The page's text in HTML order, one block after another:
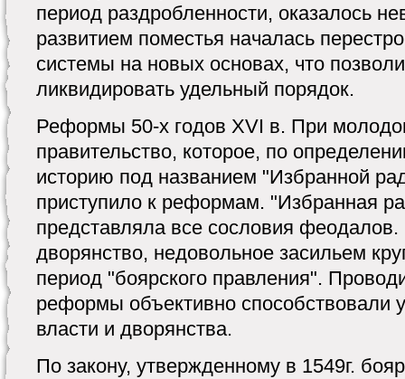
период раздробленности, оказалось
развитием поместья началась
системы на новых основах, что
ликвидировать удельный порядок.
Реформы 50-х годов XVI в. При
правительство, которое, по
историю под названием "Избранной
приступило к реформам. "Избранная
представляла все сословия
дворянство, недовольное засильем
период "боярского правления".
реформы объективно способствовали
власти и дворянства.
По закону, утвержденному в 1549г.